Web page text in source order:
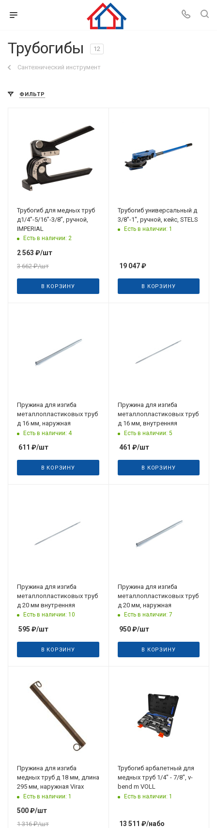
Трубогибы 12
Сантехнический инструмент
ФИЛЬТР
Трубогиб для медных труб
д1/4”-5/16”-3/8”, ручной,
IMPERIAL
Есть в наличии: 2
2 563 ₽/шт
3 662₽/шт
В КОРЗИНУ
Трубогиб универсальный д
3/8"-1", ручной, кейс, STELS
Есть в наличии: 1
19 047₽
В КОРЗИНУ
Пружина для изгиба
металлопластиковых труб
д 16 мм, наружная
Есть в наличии: 4
611 ₽/шт
В КОРЗИНУ
Пружина для изгиба
металлопластиковых труб
д 16 мм, внутренняя
Есть в наличии: 5
461 ₽/шт
В КОРЗИНУ
Пружина для изгиба
металлопластиковых труб
д 20 мм внутренняя
Есть в наличии: 10
595 ₽/шт
В КОРЗИНУ
Пружина для изгиба
металлопластиковых труб
д 20 мм, наружная
Есть в наличии: 7
950₽/шт
В КОРЗИНУ
Пружина для изгиба
медных труб д 18 мм, длина
295 мм, наружная Virax
Есть в наличии: 1
500₽/шт
1 316₽/шт
Трубогиб арбалетный для
медных труб 1/4" - 7/8", v-
bend m VOLL
Есть в наличии: 1
13 511 ₽/набо